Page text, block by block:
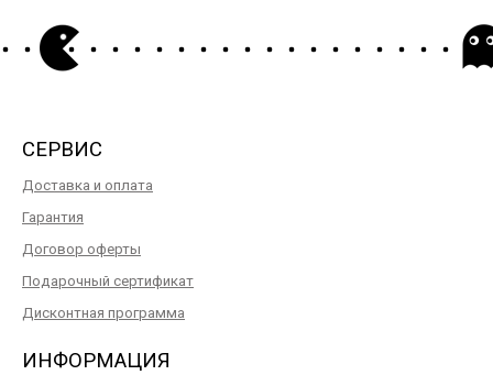
СЕРВИС
Доставка и оплата
Гарантия
Договор оферты
Подарочный сертификат
Дисконтная программа
ИНФОРМАЦИЯ